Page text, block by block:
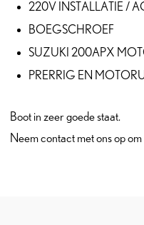
220V INSTALLATIE /
BOEGSCHROEF
SUZUKI 200APX
PRERRIG EN
Boot in zeer goede staat.
Neem contact met ons op